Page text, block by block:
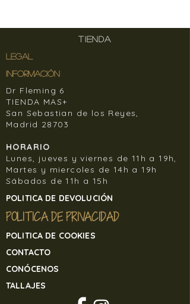
TIENDA
LEGAL
INFORMACIÓN
Dr Fleming 6
TIENDA MAS+
San Sebastian de los Reyes,
Madrid 28703
HORARIO
Lunes, jueves y viernes de 11h a 19h,
Martes y miercoles de 14h a 19h
Sábados de 11h a 15h
POLITICA DE DEVOLUCIÓN
POLITICA DE PRIVACIDAD
POLITICA DE COOKIES
CONTACTO
CONÓCENOS
TALLAJES